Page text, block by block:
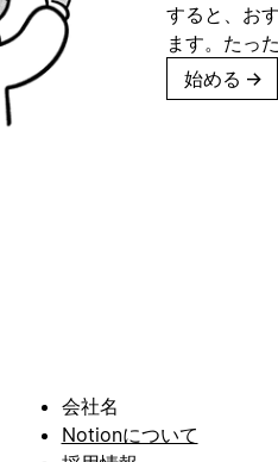
すると、お
ます。たっ
始める →
会社名
Notionについて